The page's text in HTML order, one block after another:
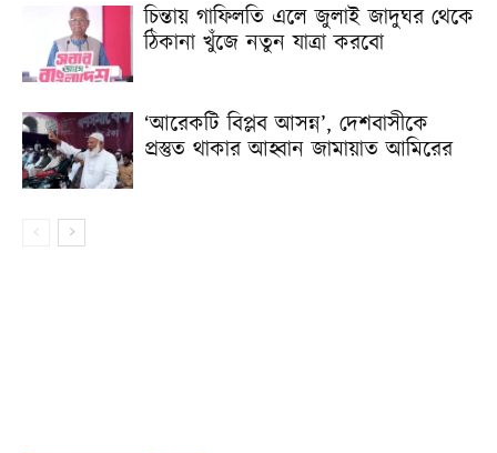
চিন্তায় গাফিলতি এলে জুলাই জাদুঘর থেকে
ঠিকানা খুঁজে নতুন যাত্রা করবো
‘আরেকটি বিপ্লব আসন্ন’, দেশবাসীকে
প্রস্তুত থাকার আহ্বান জামায়াত আমিরের